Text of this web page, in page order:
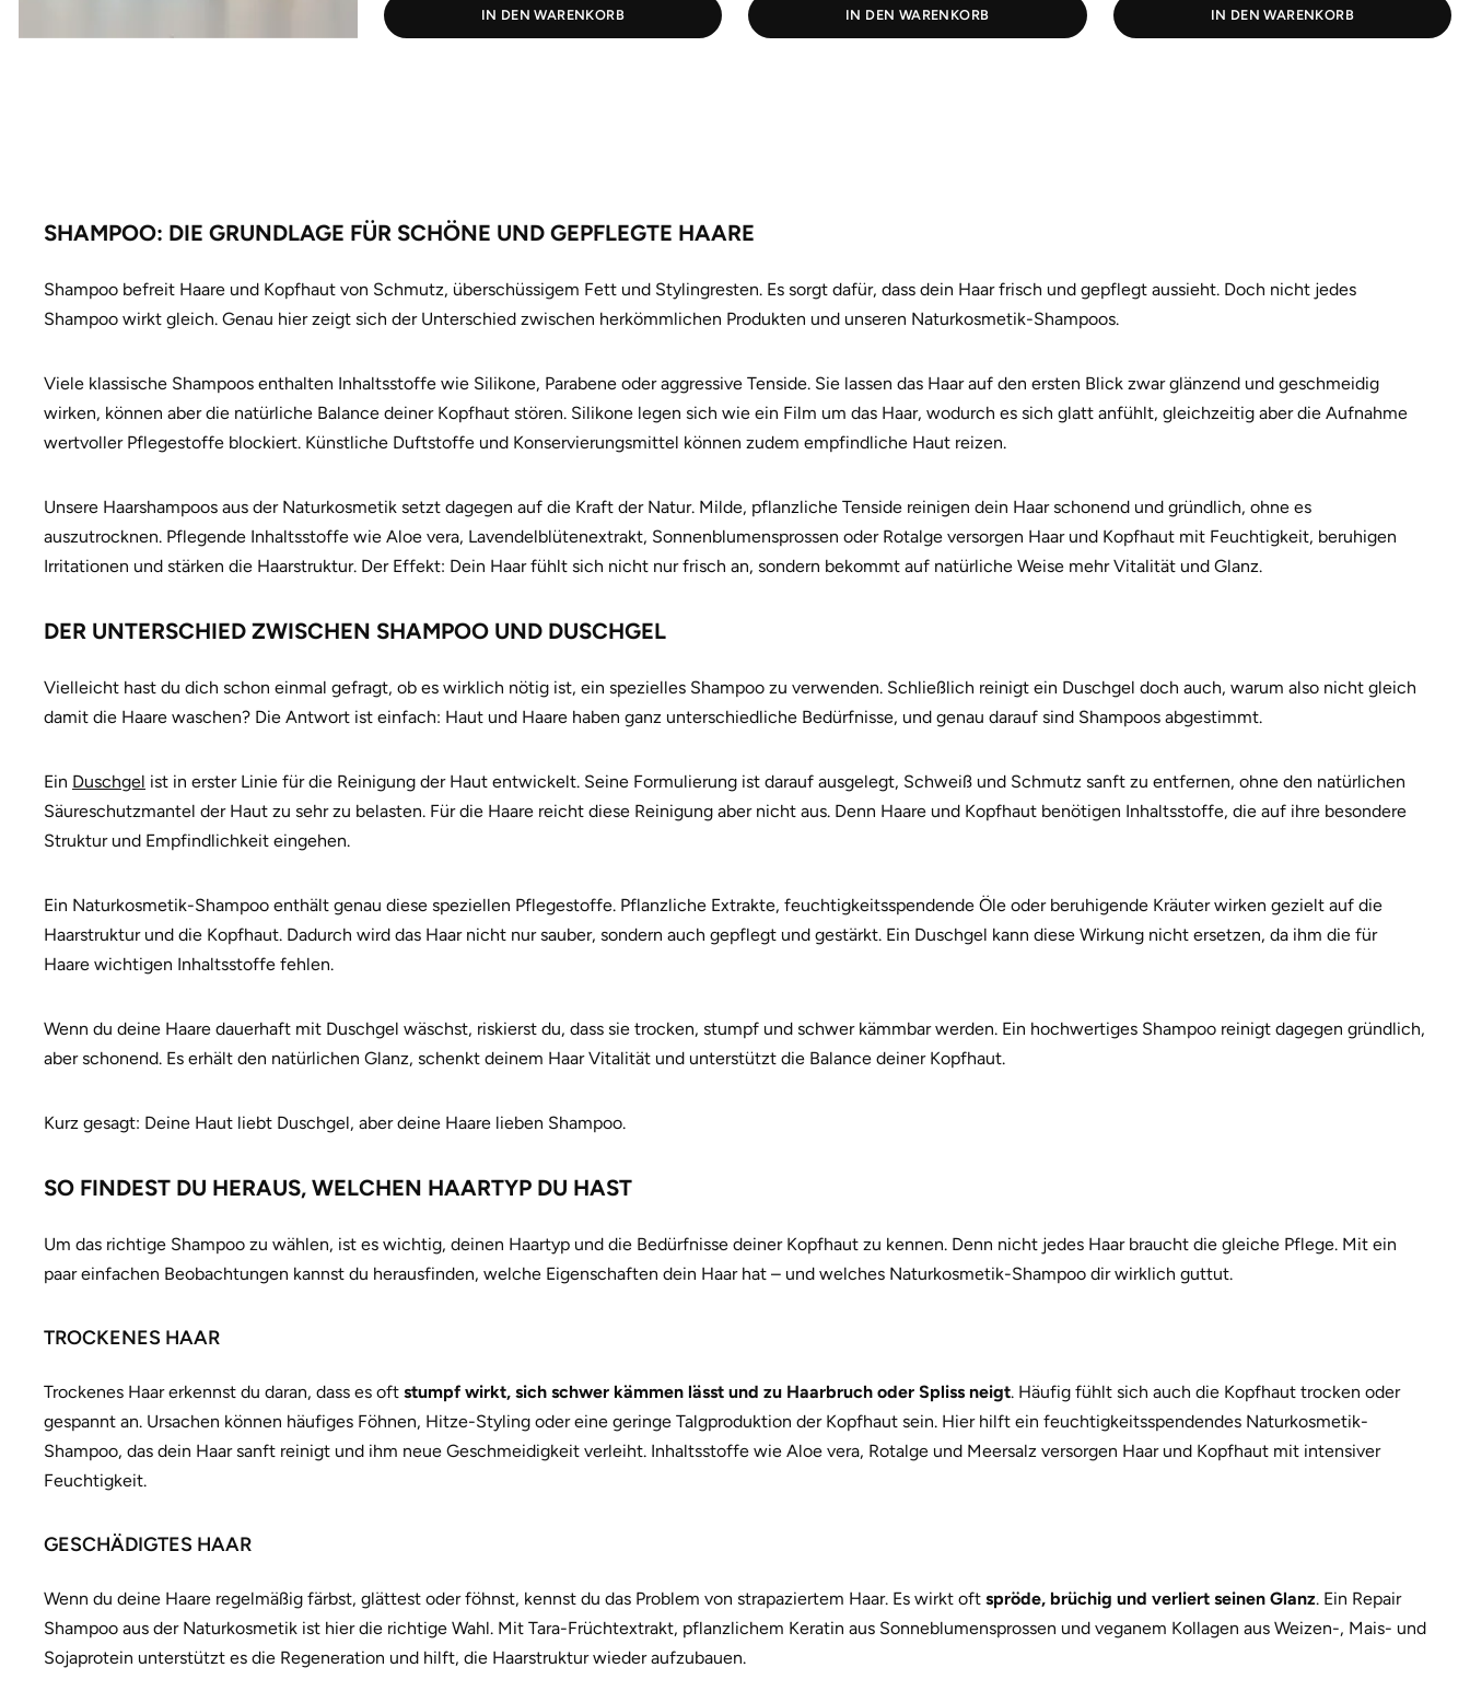
IN DEN WARENKORB IN DEN WARENKORB IN DEN WARENKORB
SHAMPOO: DIE GRUNDLAGE FÜR SCHÖNE UND GEPFLEGTE HAARE
Shampoo befreit Haare und Kopfhaut von Schmutz, überschüssigem Fett und Stylingresten. Es sorgt dafür, dass dein Haar frisch und gepflegt aussieht. Doch nicht jedes
Shampoo wirkt gleich. Genau hier zeigt sich der Unterschied zwischen herkömmlichen Produkten und unseren Naturkosmetik-Shampoos.
Viele klassische Shampoos enthalten Inhaltsstoffe wie Silikone, Parabene oder aggressive Tenside. Sie lassen das Haar auf den ersten Blick zwar glänzend und geschmeidig
wirken, können aber die natürliche Balance deiner Kopfhaut stören. Silikone legen sich wie ein Film um das Haar, wodurch es sich glatt anfühlt, gleichzeitig aber die Aufnahme
wertvoller Pflegestoffe blockiert. Künstliche Duftstoffe und Konservierungsmittel können zudem empfindliche Haut reizen.
Unsere Haarshampoos aus der Naturkosmetik setzt dagegen auf die Kraft der Natur. Milde, pflanzliche Tenside reinigen dein Haar schonend und gründlich, ohne es
auszutrocknen. Pflegende Inhaltsstoffe wie Aloe vera, Lavendelblütenextrakt, Sonnenblumensprossen oder Rotalge versorgen Haar und Kopfhaut mit Feuchtigkeit, beruhigen
Irritationen und stärken die Haarstruktur. Der Effekt: Dein Haar fühlt sich nicht nur frisch an, sondern bekommt auf natürliche Weise mehr Vitalität und Glanz.
DER UNTERSCHIED ZWISCHEN SHAMPOO UND DUSCHGEL
Vielleicht hast du dich schon einmal gefragt, ob es wirklich nötig ist, ein spezielles Shampoo zu verwenden. Schließlich reinigt ein Duschgel doch auch, warum also nicht gleich
damit die Haare waschen? Die Antwort ist einfach: Haut und Haare haben ganz unterschiedliche Bedürfnisse, und genau darauf sind Shampoos abgestimmt.
Ein Duschgel ist in erster Linie für die Reinigung der Haut entwickelt. Seine Formulierung ist darauf ausgelegt, Schweiß und Schmutz sanft zu entfernen, ohne den natürlichen
Säureschutzmantel der Haut zu sehr zu belasten. Für die Haare reicht diese Reinigung aber nicht aus. Denn Haare und Kopfhaut benötigen Inhaltsstoffe, die auf ihre besondere
Struktur und Empfindlichkeit eingehen.
Ein Naturkosmetik-Shampoo enthält genau diese speziellen Pflegestoffe. Pflanzliche Extrakte, feuchtigkeitsspendende Öle oder beruhigende Kräuter wirken gezielt auf die
Haarstruktur und die Kopfhaut. Dadurch wird das Haar nicht nur sauber, sondern auch gepflegt und gestärkt. Ein Duschgel kann diese Wirkung nicht ersetzen, da ihm die für
Haare wichtigen Inhaltsstoffe fehlen.
Wenn du deine Haare dauerhaft mit Duschgel wäschst, riskierst du, dass sie trocken, stumpf und schwer kämmbar werden. Ein hochwertiges Shampoo reinigt dagegen gründlich,
aber schonend. Es erhält den natürlichen Glanz, schenkt deinem Haar Vitalität und unterstützt die Balance deiner Kopfhaut.
Kurz gesagt: Deine Haut liebt Duschgel, aber deine Haare lieben Shampoo.
SO FINDEST DU HERAUS, WELCHEN HAARTYP DU HAST
Um das richtige Shampoo zu wählen, ist es wichtig, deinen Haartyp und die Bedürfnisse deiner Kopfhaut zu kennen. Denn nicht jedes Haar braucht die gleiche Pflege. Mit ein
paar einfachen Beobachtungen kannst du herausfinden, welche Eigenschaften dein Haar hat – und welches Naturkosmetik-Shampoo dir wirklich guttut.
TROCKENES HAAR
Trockenes Haar erkennst du daran, dass es oft stumpf wirkt, sich schwer kämmen lässt und zu Haarbruch oder Spliss neigt. Häufig fühlt sich auch die Kopfhaut trocken oder
gespannt an. Ursachen können häufiges Föhnen, Hitze-Styling oder eine geringe Talgproduktion der Kopfhaut sein. Hier hilft ein feuchtigkeitsspendendes Naturkosmetik-
Shampoo, das dein Haar sanft reinigt und ihm neue Geschmeidigkeit verleiht. Inhaltsstoffe wie Aloe vera, Rotalge und Meersalz versorgen Haar und Kopfhaut mit intensiver
Feuchtigkeit.
GESCHÄDIGTES HAAR
Wenn du deine Haare regelmäßig färbst, glättest oder föhnst, kennst du das Problem von strapaziertem Haar. Es wirkt oft spröde, brüchig und verliert seinen Glanz. Ein Repair
Shampoo aus der Naturkosmetik ist hier die richtige Wahl. Mit Tara-Früchtextrakt, pflanzlichem Keratin aus Sonneblumensprossen und veganem Kollagen aus Weizen-, Mais- und
Sojaprotein unterstützt es die Regeneration und hilft, die Haarstruktur wieder aufzubauen.